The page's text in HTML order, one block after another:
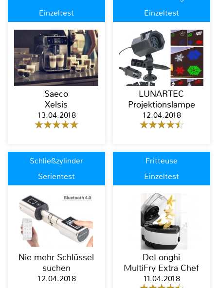
Einzeltest
Saeco
Xelsis
13.04.2018
Einzeltest
LUNARTEC
Projektionslampe
12.04.2018
Schließzylinder
Serientest
Nie mehr Schlüssel
suchen
12.04.2018
Fritteuse
Einzeltest
DeLonghi
MultiFry Extra Chef
11.04.2018